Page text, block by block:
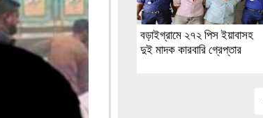
বড়াইগ্রামে ২৭২ পিস ইয়াবাসহ
দুই মাদক কারবারি গ্রেপ্তার